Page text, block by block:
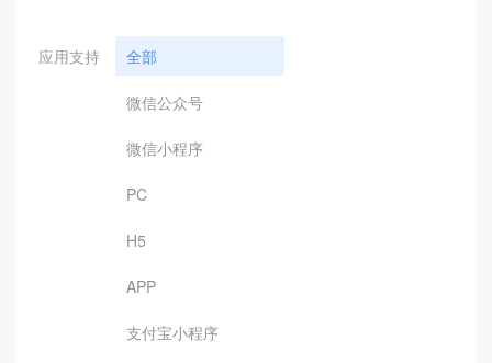
应用支持 全部
微信公众号
微信小程序
PC
H5
APP
支付宝小程序